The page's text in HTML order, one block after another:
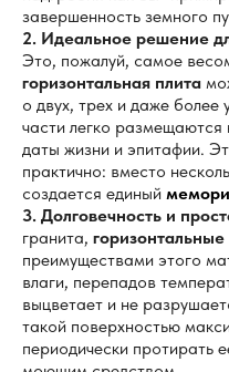
завершенность земного
2. Идеальное решение
Это, пожалуй, самое
горизонтальная плита
о двух, трех и даже
части легко размещаются
даты жизни и эпитафии.
практично: вместо
создается единый
3. Долговечность и
гранита,
преимуществами этого
влаги, перепадов
выцветает и не
такой поверхностью
периодически протирать